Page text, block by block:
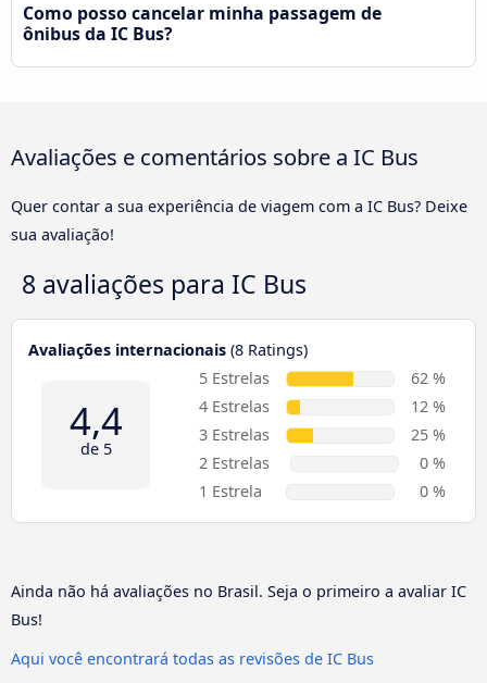
Como posso cancelar minha passagem de
ônibus da IC Bus?
Avaliações e comentários sobre a IC Bus
Quer contar a sua experiência de viagem com a IC Bus? Deixe
sua avaliação!
8 avaliações para IC Bus
Avaliações internacionais (8 Ratings)
4,4
de 5
5 Estrelas
62 %
4 Estrelas
12 %
3 Estrelas
25 %
2 Estrelas
0 %
1 Estrela
0 %
Ainda não há avaliações no Brasil. Seja o primeiro a avaliar IC
Bus!
Aqui você encontrará todas as revisões de IC Bus